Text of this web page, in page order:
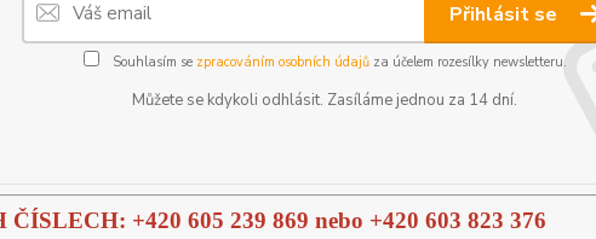
Přihlásit se
Souhlasím se zpracováním osobních údajůza účelem rozesílky newsletteru.
Můžete se kdykoli odhlásit. Zasíláme jednou za 14 dní.
+420 605 239 869 nebo +420 603 823 376